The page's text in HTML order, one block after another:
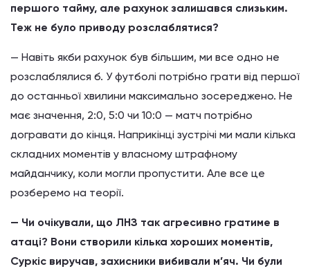
першого тайму, але рахунок залишався слизьким.
Теж не було приводу розслаблятися?
— Навіть якби рахунок був більшим, ми все одно не
розслаблялися б. У футболі потрібно грати від першої
до останньої хвилини максимально зосереджено. Не
має значення, 2:0, 5:0 чи 10:0 — матч потрібно
догравати до кінця. Наприкінці зустрічі ми мали кілька
складних моментів у власному штрафному
майданчику, коли могли пропустити. Але все це
розберемо на теорії.
— Чи очікували, що ЛНЗ так агресивно гратиме в
атаці? Вони створили кілька хороших моментів,
Суркіс виручав, захисники вибивали м’яч. Чи були